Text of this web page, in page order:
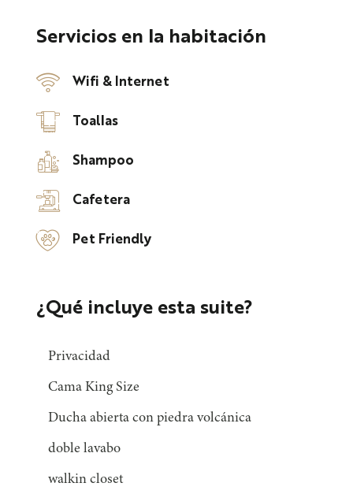
Servicios en la habitación
Wifi & Internet
Toallas
Shampoo
Cafetera
Pet Friendly
¿Qué incluye esta suite?
Privacidad
Cama King Size
Ducha abierta con piedra volcánica
doble lavabo
walkin closet